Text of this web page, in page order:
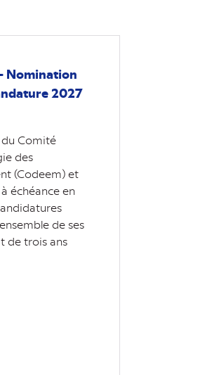
Nomination
2027
Comité
des
(Codeem) et
échéance en
de ses
de trois ans